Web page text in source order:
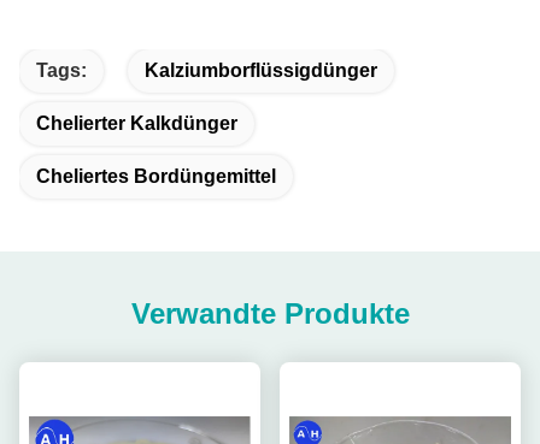
Tags: Kalziumborflüssigdünger
Chelierter Kalkdünger
Cheliertes Bordüngemittel
Verwandte Produkte